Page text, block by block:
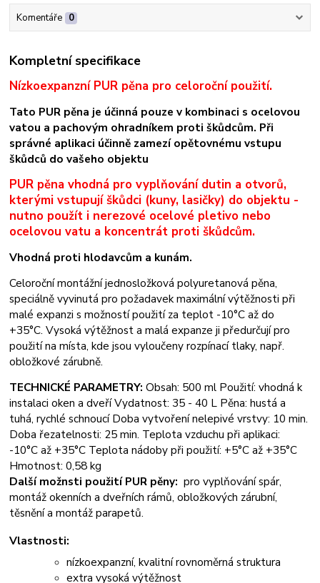
Komentáře 0
Kompletní specifikace
Nízkoexpanzní PUR pěna pro celoroční použití.
Tato PUR pěna je účinná pouze v kombinaci s ocelovou
vatou a pachovým ohradníkem proti škůdcům. Při
správné aplikaci účinně zamezí opětovnému vstupu
škůdců do vašeho objektu
PUR pěna vhodná pro vyplňování dutin a otvorů,
kterými vstupují škůdci (kuny, lasičky) do objektu -
nutno použít i nerezové ocelové pletivo nebo
ocelovou vatu a koncentrát proti škůdcům.
Vhodná proti hlodavcům a kunám.
Celoroční montážní jednosložková polyuretanová pěna,
speciálně vyvinutá pro požadavek maximální výtěžnosti při
malé expanzi s možností použití za teplot -10°C až do
+35°C. Vysoká výtěžnost a malá expanze ji předurčují pro
použití na místa, kde jsou vyloučeny rozpínací tlaky, např.
obložkové zárubně.
TECHNICKÉ PARAMETRY: Obsah: 500 ml Použití: vhodná k
instalaci oken a dveří Vydatnost: 35 - 40 L Pěna: hustá a
tuhá, rychlé schnoucí Doba vytvoření nelepivé vrstvy: 10 min.
Doba řezatelnosti: 25 min. Teplota vzduchu při aplikaci:
-10°C až +35°C Teplota nádoby při použití: +5°C až +35°C
Hmotnost: 0,58 kg
Další možnsti použití PUR pěny: pro vyplňování spár,
montáž okenních a dveřních rámů, obložkových zárubní,
těsnění a montáž parapetů.
Vlastnosti:
nízkoexpanzní, kvalitní rovnoměrná struktura
extra vysoká výtěžnost